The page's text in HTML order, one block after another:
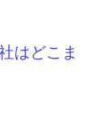
はどこま